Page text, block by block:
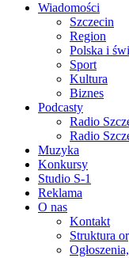
Wiadomości
Szczecin
Region
Polska i
Sport
Kultura
Biznes
Podcasty
Radio
Radio
Muzyka
Konkursy
Studio S-1
Reklama
O nas
Kontakt
Struktura